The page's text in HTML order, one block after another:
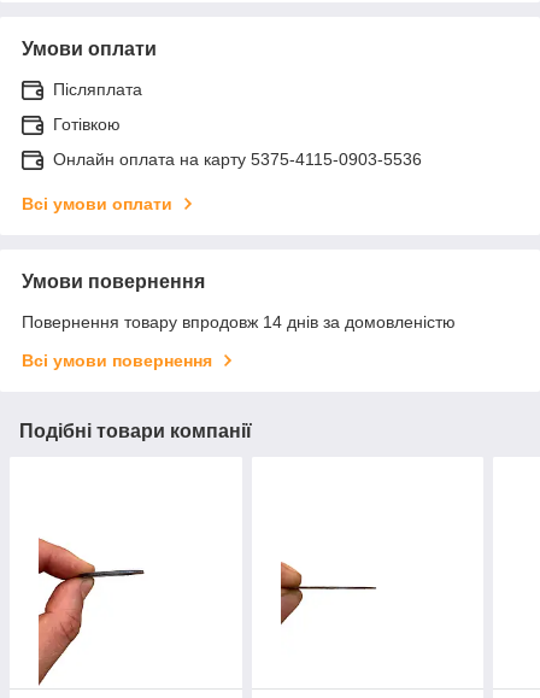
Умови оплати
Післяплата
Готівкою
Онлайн оплата на карту 5375-4115-0903-5536
Всі умови оплати
Умови повернення
Повернення товару впродовж 14 днів за домовленістю
Всі умови повернення
Подібні товари компанії